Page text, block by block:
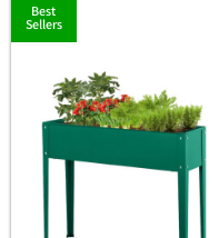
Best
Sellers